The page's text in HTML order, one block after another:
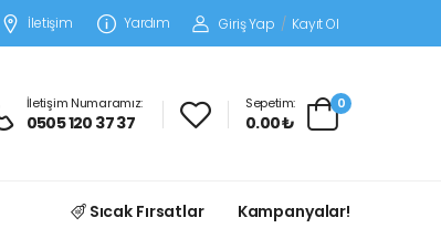
İletişim Yardım Giriş Yap / Kayıt Ol
İletişim Numaramız:
0505 120 37 37
Sepetim:
0.00 ₺
0
Sıcak Fırsatlar Kampanyalar!